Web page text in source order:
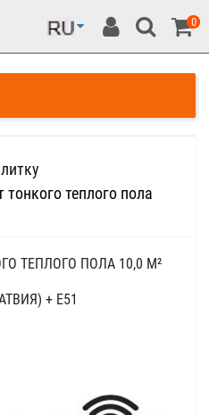
0
теплого пола
ТЕПЛОГО ПОЛА 10,0 М²
+ E51